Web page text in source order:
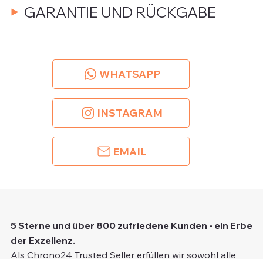
GARANTIE UND RÜCKGABE
WHATSAPP
INSTAGRAM
EMAIL
5 Sterne und über 800 zufriedene Kunden - ein Erbe
der Exzellenz.
Als Chrono24 Trusted Seller erfüllen wir sowohl alle